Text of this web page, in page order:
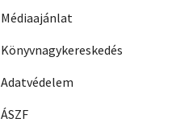
Médiaajánlat
Könyvnagykereskedés
Adatvédelem
ÁSZF